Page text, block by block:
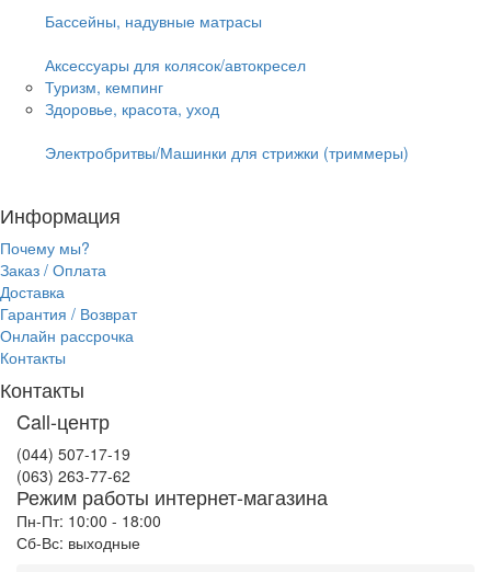
Бассейны, надувные матрасы
Аксессуары для колясок/автокресел
Туризм, кемпинг
Здоровье, красота, уход
Электробритвы/Машинки для стрижки (триммеры)
Информация
Почему мы?
Заказ / Оплата
Доставка
Гарантия / Возврат
Онлайн рассрочка
Контакты
Контакты
Call-центр
(044) 507-17-19
(063) 263-77-62
Режим работы интернет-магазина
Пн-Пт: 10:00 - 18:00
Сб-Вс: выходные